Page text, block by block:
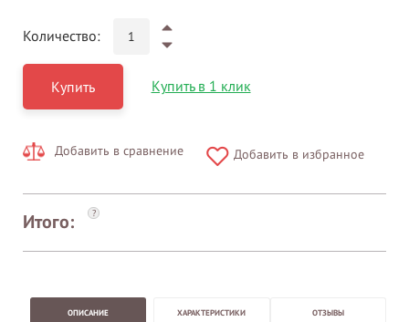
Количество:
Купить Купить в 1 клик
Добавить в сравнение Добавить в избранное
Итого: ?
ОПИСАНИЕ ХАРАКТЕРИСТИКИ ОТЗЫВЫ